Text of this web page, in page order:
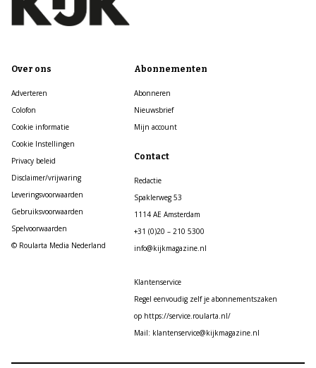
Over ons
Adverteren
Colofon
Cookie informatie
Cookie Instellingen
Privacy beleid
Disclaimer/vrijwaring
Leveringsvoorwaarden
Gebruiksvoorwaarden
Spelvoorwaarden
© Roularta Media Nederland
Abonnementen
Abonneren
Nieuwsbrief
Mijn account
Contact
Redactie
Spaklerweg 53
1114 AE Amsterdam
+31 (0)20 – 210 5300
info@kijkmagazine.nl
Klantenservice
Regel eenvoudig zelf je abonnementszaken
op https://service.roularta.nl/
Mail: klantenservice@kijkmagazine.nl